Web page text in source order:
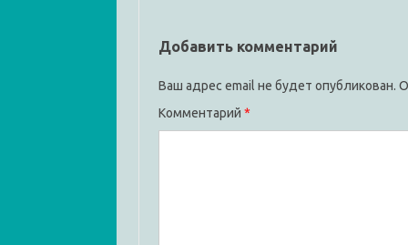
Добавить комментарий
Ваш адрес email не будет опубликован.
Комментарий *